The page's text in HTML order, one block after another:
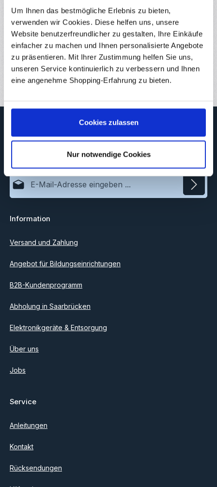
Um Ihnen das bestmögliche Erlebnis zu bieten,
verwenden wir Cookies. Diese helfen uns, unsere
Website benutzerfreundlicher zu gestalten, Ihre Einkäufe
einfacher zu machen und Ihnen personalisierte Angebote
zu präsentieren. Mit Ihrer Zustimmung helfen Sie uns,
unseren Service kontinuierlich zu verbessern und Ihnen
eine angenehme Shopping-Erfahrung zu bieten.
Cookies zulassen
Nur notwendige Cookies
3er Set Kühlkörper mit selbstklebender Fläche - kompatibel
mit allen aktuellen Raspberry Pi Modellen Die Kühlkörper in
dies…Mehr
Downloads
Bewertungen
Abonnieren Sie jetzt unseren regelmäßig erscheinenden
informiert zu werden.
E-Mail-Adresse*
Ich habe dieDatenschutzbestimmungen
einverstanden.
Information
Versand und Zahlung
Angebot für Bildungseinrichtungen
B2B-Kundenprogramm
Abholung in Saarbrücken
Elektronikgeräte & Entsorgung
Über uns
Jobs
Service
Anleitungen
Kontakt
Rücksendungen